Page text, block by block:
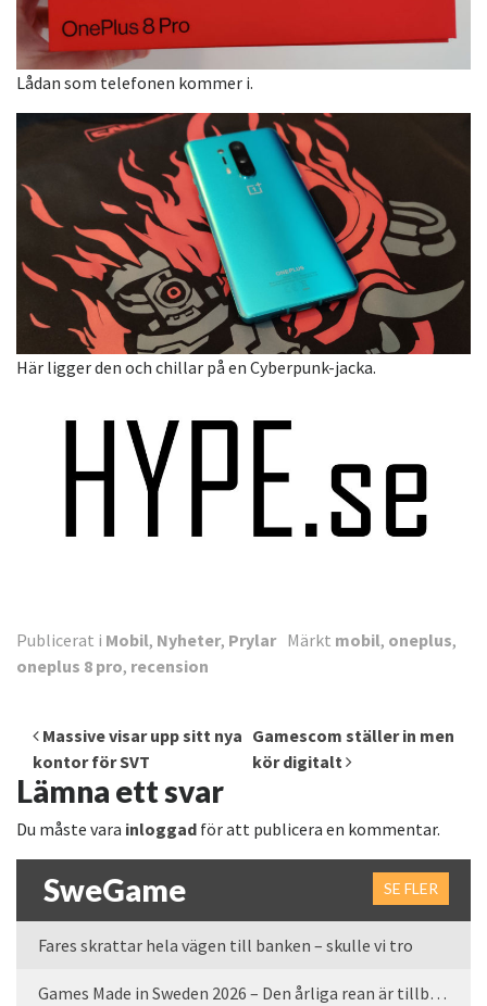
Lådan som telefonen kommer i.
Här ligger den och chillar på en Cyberpunk-jacka.
Publicerat i Mobil, Nyheter, Prylar Märkt mobil, oneplus,
oneplus 8 pro, recension
Inläggsnavigering
Massive visar upp sitt nya
kontor för SVT
Gamescom ställer in men
kör digitalt
Lämna ett svar
Du måste vara inloggad för att publicera en kommentar.
SweGame SE FLER
Fares skrattar hela vägen till banken – skulle vi tro
Games Made in Sweden 2026 – Den årliga rean är tillbaka